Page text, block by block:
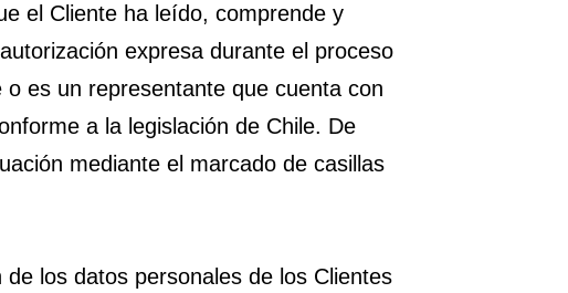
el Cliente ha leído, comprende y
expresa durante el proceso
es un representante que cuenta con
a la legislación de Chile. De
mediante el marcado de casillas
los datos personales de los Clientes